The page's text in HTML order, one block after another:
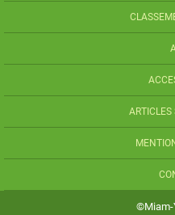
ARTICLES
©Miam-